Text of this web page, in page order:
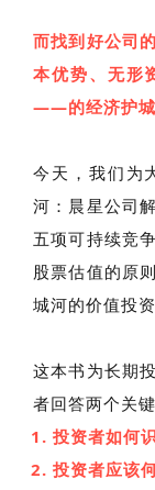
而找到好公司
本优势、无形
——的经济护
今天，我们为
河：晨星公司
五项可持续竞
股票估值的原
城河的价值投
这本书为长期
者回答两个关
投资者如何
投资者应该